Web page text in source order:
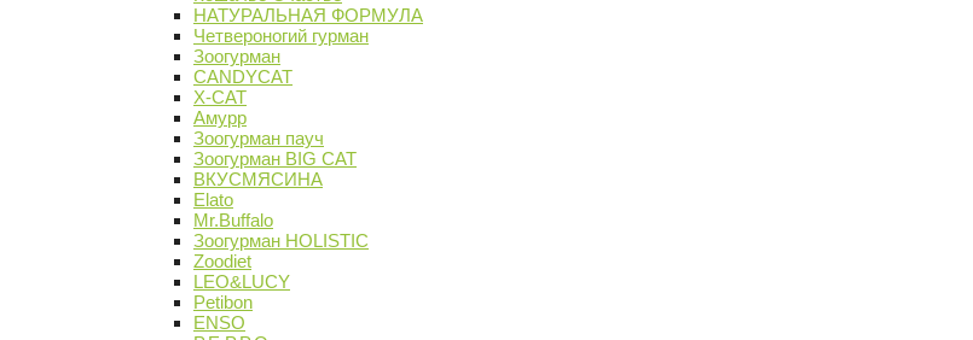
НАТУРАЛЬНАЯ ФОРМУЛА
Четвероногий гурман
Зоогурман
CANDYCAT
X-CAT
Амурр
Зоогурман пауч
Зоогурман BIG CAT
ВКУСМЯСИНА
Elato
Mr.Buffalo
Зоогурман HOLISTIC
Zoodiet
LEO&LUCY
Petibon
ENSO